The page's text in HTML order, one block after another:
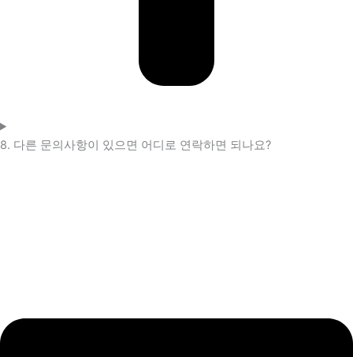
8. 다른 문의사항이 있으면 어디로 연락하면 되나요?